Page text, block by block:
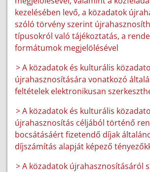
kezelésében levő, a közadatok
szóló törvény szerint
típusokról való tájékoztatás, a
formátumok megjelölésével
> A közadatok és kulturális
újrahasznosítására vonatkozó
feltételek elektronikusan
> A közadatok és kulturális
újrahasznosítás céljából történő
bocsátásáért fizetendő díjak
díjszámítás alapját képező
> A közadatok újrahasznosításáról